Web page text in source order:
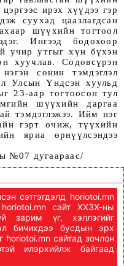
ирэх хүүдээ гэр
суухад цаазлагдсан
шүүхийн тогтоол
Ингээд бодохоор
учир утгыг хүн бүхэн
хуучлав. Содовсүрэн
сонин тэмдэглэл
Улсын Үндсэн хуульд
23-аар тогтоосон тул
шүүхийн даргаа
тэмдэглэжээ. Ийм нэг
гэрт очиж, түүхийн
яриа өрнүүлсэндээ
№07 дугаараас/
сэтгэгдэлд horiotoi.mn
сайт ХХЗХ-ны
зарим үг, хэллэгийг
бичихдээ бусдын эрх
horiotoi.mn сайтад зочлон
илэрхийлж байгаад